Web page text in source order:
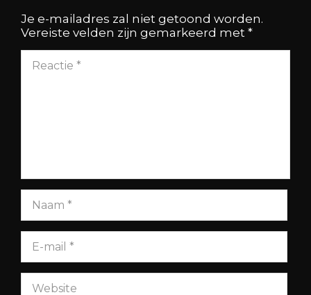
Je e-mailadres zal niet getoond worden.
Vereiste velden zijn gemarkeerd met *